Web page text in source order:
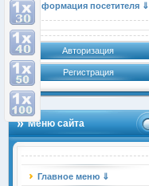
Информация посетителя ⇓
Авторизация
Регистрация
Меню сайта
Главное меню ⇓